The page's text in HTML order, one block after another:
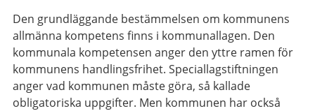
Den grundläggande bestämmelsen om kommunens
allmänna kompetens finns i kommunallagen. Den
kommunala kompetensen anger den yttre ramen för
kommunens handlingsfrihet. Speciallagstiftningen
anger vad kommunen måste göra, så kallade
obligatoriska uppgifter. Men kommunen har också